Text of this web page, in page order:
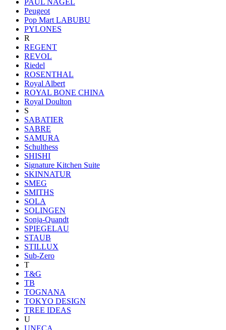
Peugeot
Pop Mart LABUBU
PYLONES
R
REGENT
REVOL
Riedel
ROSENTHAL
Royal Albert
ROYAL BONE CHINA
Royal Doulton
S
SABATIER
SABRE
SAMURA
Schulthess
SHISHI
Signature Kitchen Suite
SKINNATUR
SMEG
SMITHS
SOLA
SOLINGEN
Sonja-Quandt
SPIEGELAU
STAUB
STILLUX
Sub-Zero
T
T&G
TB
TOGNANA
TOKYO DESIGN
TREE IDEAS
U
UNECA